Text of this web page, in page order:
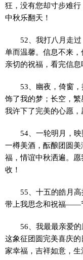
狂，没有您却寸步难行
中秋乐翻天！
52、我打八月走
单而温馨。信息不来
亲切的祝福，看完信息
53、幽夜，倚窗
饰了我的梦；长空，繁
我许下了完美的心愿，
54、一轮明月，
一樽美酒，酝酿团圆
福，情谊中秋洒遍。
收！
55、十五的皓月
带上我思念和祝福——
56、我最最亲爱
这象征团圆完美喜庆
家幸福，吉祥如意，生